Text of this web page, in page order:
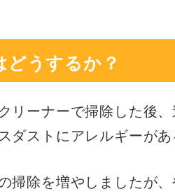
どうするか？
リーナーで掃除した後
ダストにアレルギーがあ
掃除を増やしましたが